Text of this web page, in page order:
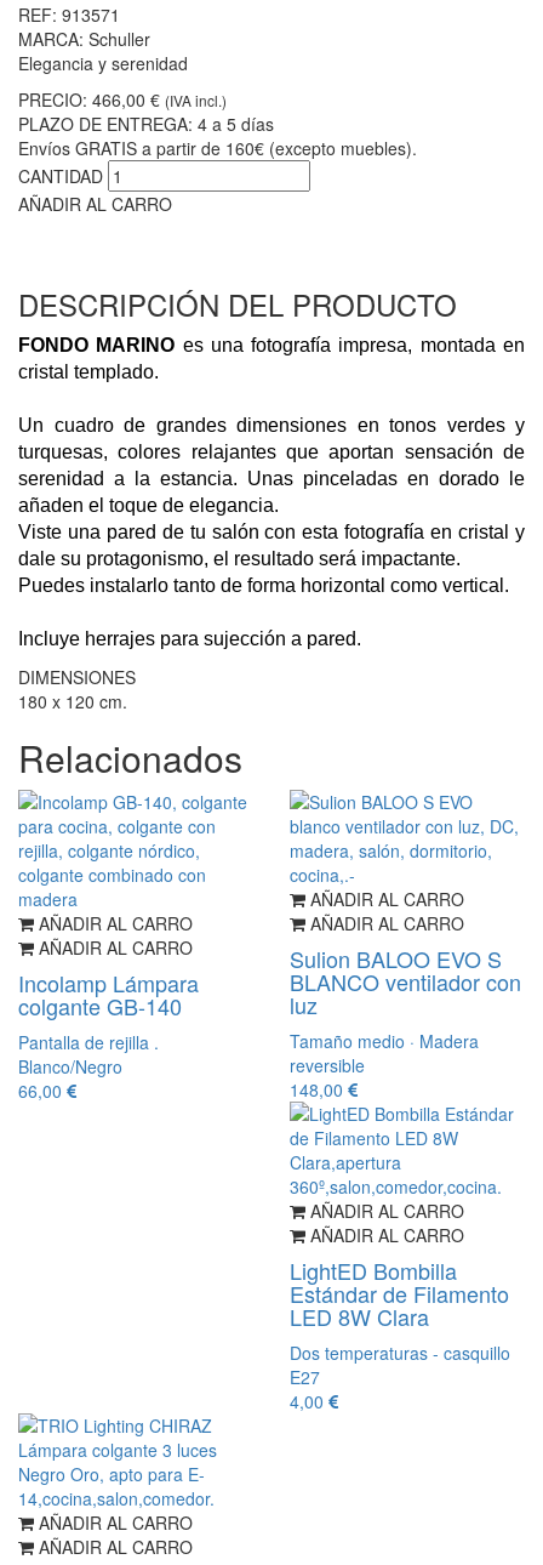
REF: 913571
MARCA: Schuller
Elegancia y serenidad
PRECIO: 466,00 € (IVA incl.)
PLAZO DE ENTREGA: 4 a 5 días
Envíos GRATIS a partir de 160€ (excepto muebles).
CANTIDAD
AÑADIR AL CARRO
DESCRIPCIÓN DEL PRODUCTO
FONDO MARINO es una fotografía impresa, montada en
cristal templado.
Un cuadro de grandes dimensiones en tonos verdes y
turquesas, colores relajantes que aportan sensación de
serenidad a la estancia. Unas pinceladas en dorado le
añaden el toque de elegancia.
Viste una pared de tu salón con esta fotografía en cristal y
dale su protagonismo, el resultado será impactante.
Puedes instalarlo tanto de forma horizontal como vertical.
Incluye herrajes para sujección a pared.
DIMENSIONES
180 x 120 cm.
Relacionados
AÑADIR AL CARRO
AÑADIR AL CARRO
Incolamp Lámpara
colgante GB-140
Pantalla de rejilla .
Blanco/Negro
66,00
AÑADIR AL CARRO
AÑADIR AL CARRO
Sulion BALOO EVO S
BLANCO ventilador con
luz
Tamaño medio · Madera
reversible
148,00
AÑADIR AL CARRO
AÑADIR AL CARRO
LightED Bombilla
Estándar de Filamento
LED 8W Clara
Dos temperaturas - casquillo
E27
4,00
AÑADIR AL CARRO
AÑADIR AL CARRO